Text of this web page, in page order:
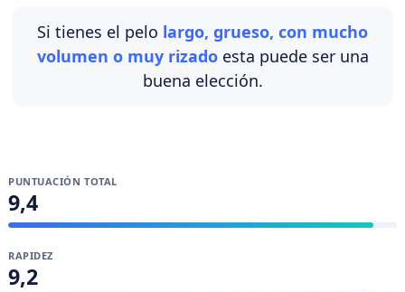
Si tienes el pelo largo, grueso, con mucho
volumen o muy rizadoesta puede ser una
buena elección.
PUNTUACIÓN TOTAL
9,4
RAPIDEZ
9,2